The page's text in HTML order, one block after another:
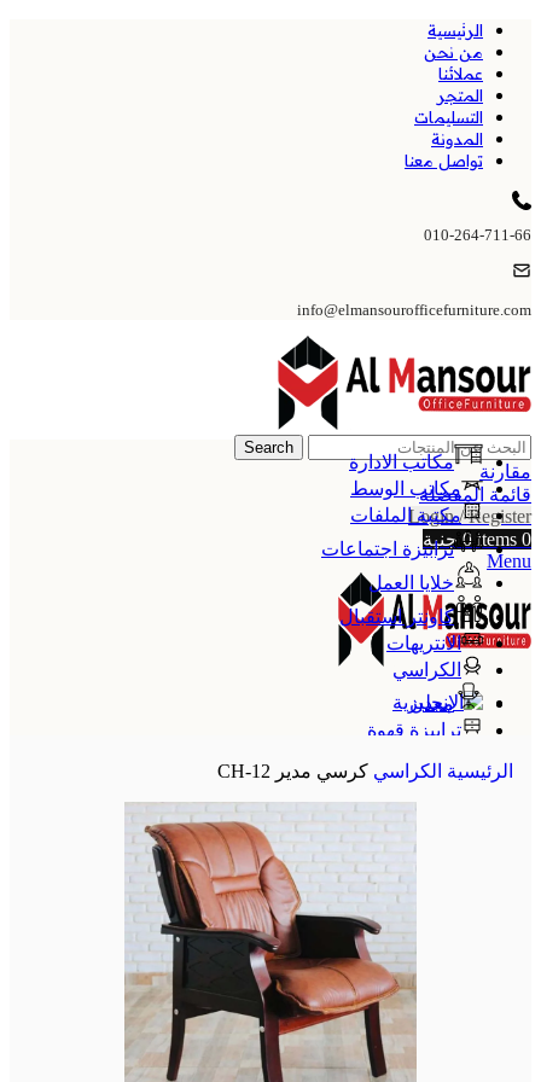
الرئيسية
من نحن
عملائنا
المتجر
التسليمات
المدونة
تواصل معنا
010-264-711-66
info@elmansourofficefurniture.com
Search
مقارنة
قائمة المفضلة
Login / Register
0
items
0 جنية
Menu
مكاتب الادارة
مكاتب الوسط
مكتبة الملفات
ترابيزة اجتماعات
خلايا العمل
كاونتر استقبال
الانتريهات
الكراسي
معدن
ترابيزة قهوة
الرئيسية الكراسي كرسي مدير CH-12